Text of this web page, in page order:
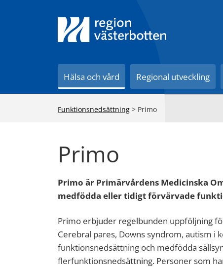
Hälsa och vård Regional utveckling
Funktionsnedsättning > Primo
Primo
Primo är Primärvårdens Medicinska
medfödda eller tidigt förvärvade
Primo erbjuder regelbunden uppföljning
Cerebral pares, Downs syndrom, autism i
funktionsnedsättning och medfödda
flerfunktionsnedsättning. Personer som